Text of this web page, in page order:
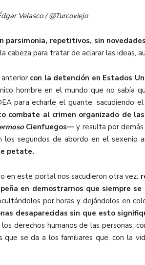
Velasco / @Turcoviejo
parsimonia, repetitivos, sin
cabeza para tratar de aclarar las ideas,
anterior con la detención en Estados
hombre en el mundo que no sabía
para echarle el guante, sacudiendo
combate al crimen organizado de
Cienfuegos—y resulta por demás
segundos de abordo en el sexenio
petate.
en este portal nos sacudieron otra vez:
en demostrarnos que siempre
por horas y dejándolos en
desaparecidas sin que esto
derechos humanos de las personas,
se da a los familiares que, con la